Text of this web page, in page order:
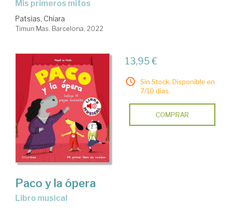
Mis primeros mitos
Patsias, Chiara
Timun Mas. Barcelona, 2022
13,95 €
Sin Stock. Disponible en
7/10 días.
COMPRAR
Paco y la ópera
Libro musical